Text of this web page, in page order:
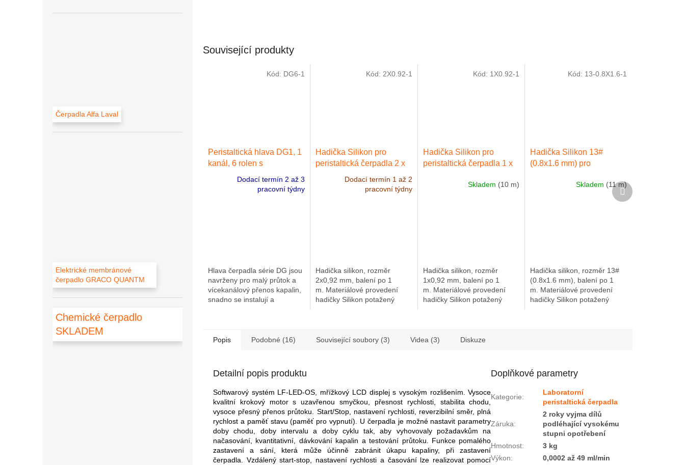
Čerpadla Alfa Laval
Elektrické membránové
čerpadlo GRACO QUANTM
Chemické čerpadlo
SKLADEM
Související produkty
Peristaltická hlava DG1, 1
kanál, 6 rolen s
výkon 0.000166 až 65
Dodací termín 2 až 3
pracovní týdny
Hlava čerpadla série DG jsou
navrženy pro malý průtok a
vícekanálový přenos kapalin,
snadno se instalují a
Kód: DG6-1
Hadička Silikon pro
peristaltická čerpadla 2 x
Dodací termín 1 až 2
pracovní týdny
Hadička silikon, rozměr
2x0,92 mm, balení po 1
m. Materiálové provedení
hadičky Silikon potažený
Kód: 2X0.92-1
Hadička Silikon pro
peristaltická čerpadla 1 x
certifikátu|balení 1 m
Skladem (10 m)
Hadička silikon, rozměr
1x0,92 mm, balení po 1
m. Materiálové provedení
hadičky Silikon potažený
Kód: 1X0.92-1
Hadička Silikon 13#
(0.8x1.6 mm) pro
Skladem (11 m)
Hadička silikon, rozměr 13#
(0.8x1.6 mm), balení po 1
m. Materiálové provedení
hadičky Silikon potažený
Kód: 13-0.8X1.6-1
Další
produkt
Popis Podobné (16) Související soubory (3) Videa (3) Diskuze
Detailní popis produktu
Softwarový systém LF-LED-OS, mřížkový LCD displej s vysokým rozlišením. Vysoce
kvalitní krokový motor s uzavřenou smyčkou, přesnost rychlosti, stabilita chodu,
vysoce přesný přenos průtoku. Start/Stop, nastavení rychlosti, reverzibilní směr, plná
rychlost a paměť stavu (paměť pro vypnutí). U čerpadla je možné nastavit parametry
doby chodu, doby intervalu a doby cyklu tak, aby vyhovovaly požadavkům na
načasování, kvantitativní, dávkování kapalin a testování průtoku. Funkce pomalého
zastavení a sání, která může účinně zabránit úkapu kapaliny, při zastavení
čerpadla. Vzdálený start-stop, nastavení rychlosti a časování lze realizovat pomocí
Doplňkové parametry
Kategorie:
Laboratorní
peristaltická čerpadla
Záruka:
2 roky vyjma dílů
podléhající vysokému
stupni opotřebení
Hmotnost:
3 kg
Výkon:
0,0002 až 49 ml/min